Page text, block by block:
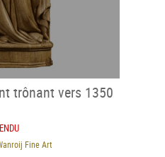
trônant vers 1350
Fine Art